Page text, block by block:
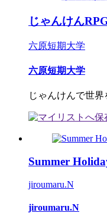
じゃんけん
六原短期大学
六原短期大学
じゃんけんで世界
Summer
jiroumaru.N
jiroumaru.N